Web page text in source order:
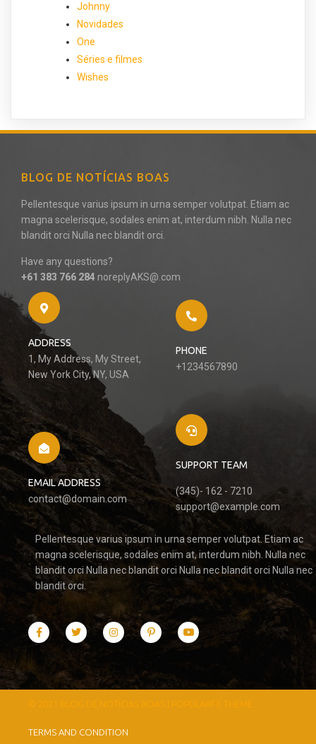
Johnny
Novidades
One
Séries e filmes
Wishes
BLOG DE NOTÍCIAS BOAS
Pellentesque varius ipsum in urna semper volutpat. Etiam ac
magna scelerisque, sodales enim at, interdum nibh. Nulla nec
blandit orci Nulla nec blandit orci.
Have any questions?
+61 383 766 284 noreplyAKS@.com
ADDRESS
1, My Address, My Street,
New York City, NY, USA
PHONE
+1234567890
EMAIL ADDRESS
contact@domain.com
SUPPORT TEAM
(345)- 162 - 7210
support@example.com
Pellentesque varius ipsum in urna semper volutpat. Etiam ac
magna scelerisque, sodales enim at, interdum nibh. Nulla nec
blandit orci Nulla nec blandit orci Nulla nec blandit orci Nulla nec
blandit orci.
© 2021 BLOG DE NOTÍCIAS BOAS | POPULARFX THEME
TERMS AND CONDITION